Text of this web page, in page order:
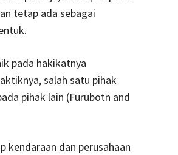
tetap ada sebagai
pada hakikatnya
salah satu pihak
pihak lain (Furubotn and
kendaraan dan perusahaan